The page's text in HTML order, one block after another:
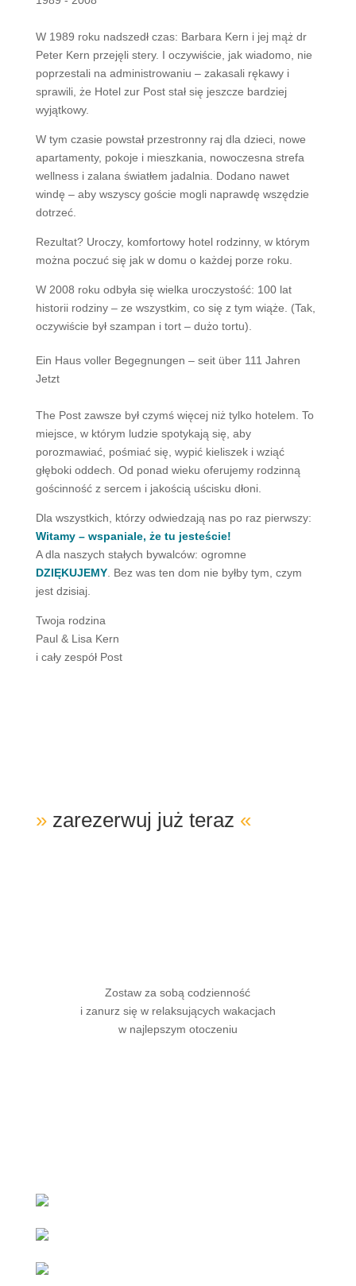
W 1989 roku nadszedł czas: Barbara Kern i jej mąż dr
Peter Kern przejęli stery. I oczywiście, jak wiadomo, nie
poprzestali na administrowaniu – zakasali rękawy i
sprawili, że Hotel zur Post stał się jeszcze bardziej
wyjątkowy.
W tym czasie powstał przestronny raj dla dzieci, nowe
apartamenty, pokoje i mieszkania, nowoczesna strefa
wellness i zalana światłem jadalnia. Dodano nawet
windę – aby wszyscy goście mogli naprawdę wszędzie
dotrzeć.
Rezultat? Uroczy, komfortowy hotel rodzinny, w którym
można poczuć się jak w domu o każdej porze roku.
W 2008 roku odbyła się wielka uroczystość: 100 lat
historii rodziny – ze wszystkim, co się z tym wiąże. (Tak,
oczywiście był szampan i tort – dużo tortu).
Ein Haus voller Begegnungen – seit über 111 Jahren
Jetzt
The Post zawsze był czymś więcej niż tylko hotelem. To
miejsce, w którym ludzie spotykają się, aby
porozmawiać, pośmiać się, wypić kieliszek i wziąć
głęboki oddech. Od ponad wieku oferujemy rodzinną
gościnność z sercem i jakością uścisku dłoni.
Dla wszystkich, którzy odwiedzają nas po raz pierwszy:
Witamy – wspaniale, że tu jesteście!
A dla naszych stałych bywalców: ogromne
DZIĘKUJEMY. Bez was ten dom nie byłby tym, czym
jest dzisiaj.
Twoja rodzina
Paul & Lisa Kern
i cały zespół Post
»zarezerwuj już teraz «
Zostaw za sobą codzienność
i zanurz się w relaksujących wakacjach
w najlepszym otoczeniu